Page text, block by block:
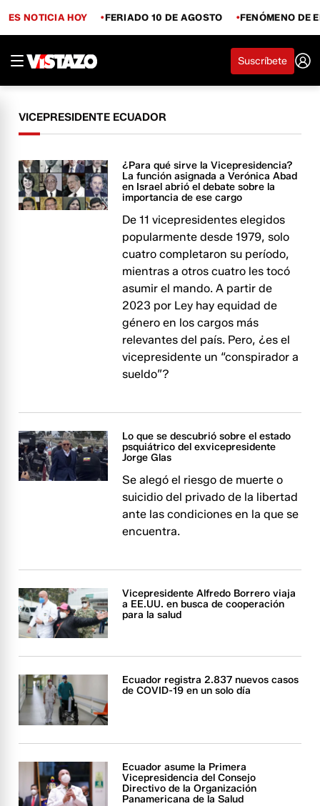
ES NOTICIA HOY FERIADO 10 DE AGOSTO FENÓMENO DE
Suscríbete
VICEPRESIDENTE ECUADOR
¿Para qué sirve la Vicepresidencia?
La función asignada a Verónica Abad
en Israel abrió el debate sobre la
importancia de ese cargo
De 11 vicepresidentes elegidos
popularmente desde 1979, solo
cuatro completaron su período,
mientras a otros cuatro les tocó
asumir el mando. A partir de
2023 por Ley hay equidad de
género en los cargos más
relevantes del país. Pero, ¿es el
vicepresidente un “conspirador a
sueldo”?
Lo que se descubrió sobre el estado
psquiátrico del exvicepresidente
Jorge Glas
Se alegó el riesgo de muerte o
suicidio del privado de la libertad
ante las condiciones en la que se
encuentra.
Vicepresidente Alfredo Borrero viaja
a EE.UU. en busca de cooperación
para la salud
Ecuador registra 2.837 nuevos casos
de COVID-19 en un solo día
Ecuador asume la Primera
Vicepresidencia del Consejo
Directivo de la Organización
Panamericana de la Salud